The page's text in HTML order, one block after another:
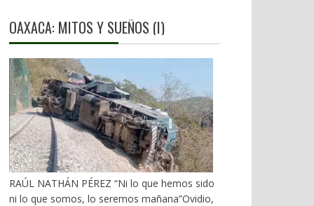
OAXACA: MITOS Y SUEÑOS (I)
RAÚL NATHÁN PÉREZ “Ni lo que hemos sido
ni lo que somos, lo seremos mañana”Ovidio,